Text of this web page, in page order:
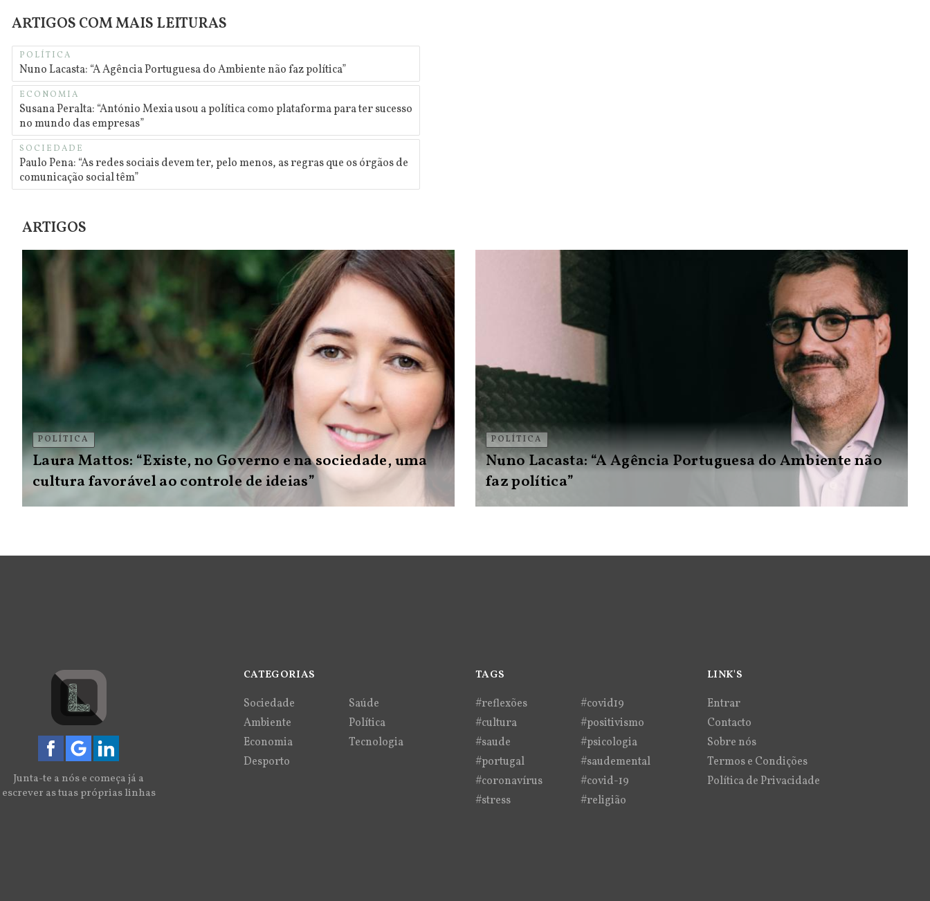
ARTIGOS COM MAIS LEITURAS
POLÍTICA
Nuno Lacasta: “A Agência Portuguesa do Ambiente não faz política”
ECONOMIA
Susana Peralta: “António Mexia usou a política como plataforma para ter sucesso
no mundo das empresas”
SOCIEDADE
Paulo Pena: “As redes sociais devem ter, pelo menos, as regras que os órgãos de
comunicação social têm”
ARTIGOS
POLÍTICA
Laura Mattos: “Existe, no Governo e na sociedade, uma
cultura favorável ao controle de ideias”
POLÍTICA
Nuno Lacasta: “A Agência Portuguesa do Ambiente não
faz política”
Junta-te a nós e começa já a
escrever as tuas próprias linhas
CATEGORIAS
Sociedade
Saúde
Ambiente
Política
Economia
Tecnologia
Desporto
TAGS
#reflexões
#covid19
#cultura
#positivismo
#saude
#psicologia
#portugal
#saudemental
#coronavírus
#covid-19
#stress
#religião
LINK'S
Entrar
Contacto
Sobre nós
Termos e Condições
Política de Privacidade